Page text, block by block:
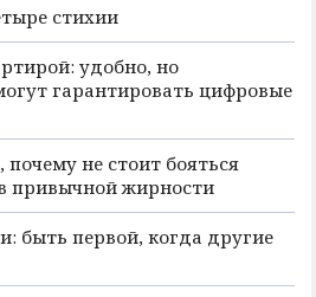
стихии
удобно, но
гарантировать цифровые
не стоит бояться
привычной жирности
быть первой, когда другие